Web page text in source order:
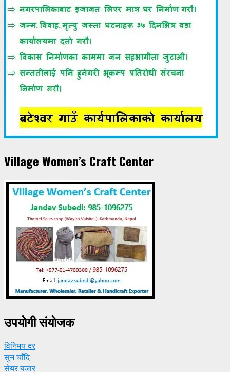
Village Women’s Craft Center
उपयाेगी संयाेजक
विनिमय दर
सुन चाँदि
सेयर बजार